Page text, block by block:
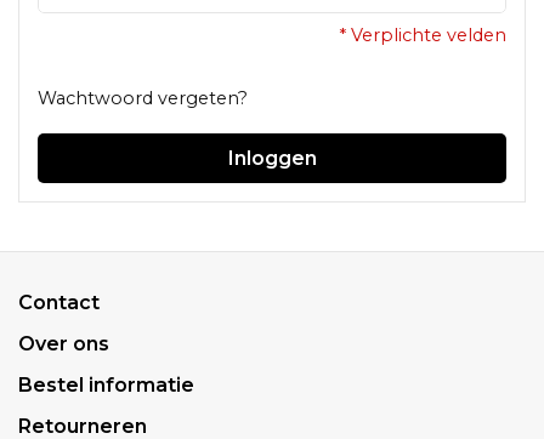
* Verplichte velden
Wachtwoord vergeten?
Inloggen
Contact
Over ons
Bestel informatie
Retourneren